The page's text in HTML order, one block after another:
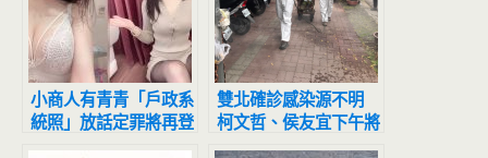
小商人有青青「戶政系
統照」放話定罪將再登
T霸：資金盤別想跑
雙北確診感染源不明
柯文哲、侯友宜下午將
親上火線